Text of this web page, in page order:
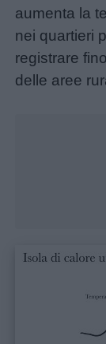
aumenta la
nei quartieri
registrare
delle aree